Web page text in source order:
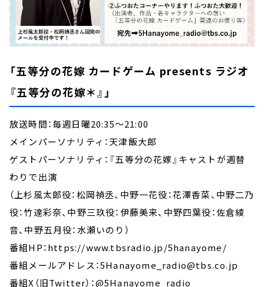
「五等分の花嫁 カードゲーム presents ラジオ
『五等分の花嫁＊』」
放送時間：毎週日曜20:35～21:00
メインパーソナリティ：天津飯大郎
ゲストパーソナリティ：『五等分の花嫁』キャストが週替
わりで出演
（上杉風太郎役：松岡禎丞、中野一花役：花澤香菜、中野二乃
役：竹達彩奈、中野三玖役：伊藤美来、中野四葉役：佐倉綾
音、中野五月役：水瀬いのり）
番組HP：https://www.tbsradio.jp/5hanayome/
番組メールアドレス：5Hanayome_radio@tbs.co.jp
番組X（旧Twitter）：@5Hanayome_radio